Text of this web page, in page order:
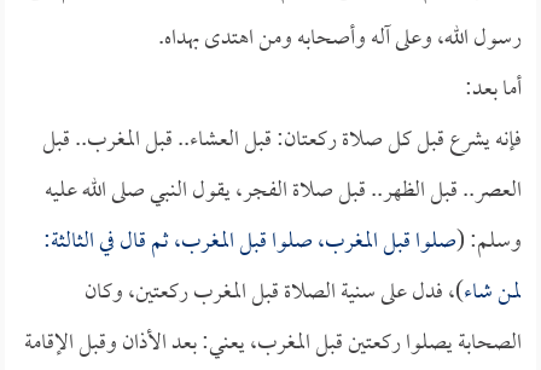
رسول الله، وعلى آله وأصحابه ومن اهتدى بهداه.
أما بعد:
فإنه يشرع قبل كل صلاة ركعتان: قبل العشاء.. قبل المغرب.. قبل
العصر.. قبل الظهر.. قبل صلاة الفجر، يقول النبي صلى الله عليه
وسلم: (صلوا قبل المغرب، صلوا قبل المغرب، ثم قال في الثالثة:
لمن شاء)، فدل على سنية الصلاة قبل المغرب ركعتين، وكان
الصحابة يصلوا ركعتين قبل المغرب، يعني: بعد الأذان وقبل الإقامة